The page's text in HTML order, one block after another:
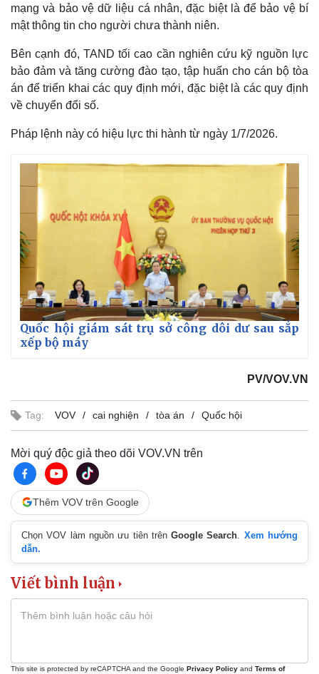
Bất động sản
Khởi nghiệp
Thị trường
Giá vàng
Tỷ giá
Chứng khoán
Giá cà phê
mạng và bảo vệ dữ liệu cá nhân, đặc biệt là để bảo vệ bí
mật thông tin cho người chưa thành niên.
Bên cạnh đó, TAND tối cao cần nghiên cứu kỹ nguồn lực
bảo đảm và tăng cường đào tạo, tập huấn cho cán bộ tòa
án để triển khai các quy định mới, đặc biệt là các quy định
về chuyển đổi số.
Pháp lệnh này có hiệu lực thi hành từ ngày 1/7/2026.
Quốc hội giám sát trụ sở công dôi dư sau sắp
xếp bộ máy
PV/VOV.VN
Tag: VOV cai nghiện tòa án Quốc hội
Mời quý độc giả theo dõi VOV.VN trên
Thêm VOV trên Google
Chọn VOV làm nguồn ưu tiên trênGoogle Search
Xem hướng
dẫn.
Viết bình luận
This site is protected by reCAPTCHA and the Google Privacy Policy and Terms of